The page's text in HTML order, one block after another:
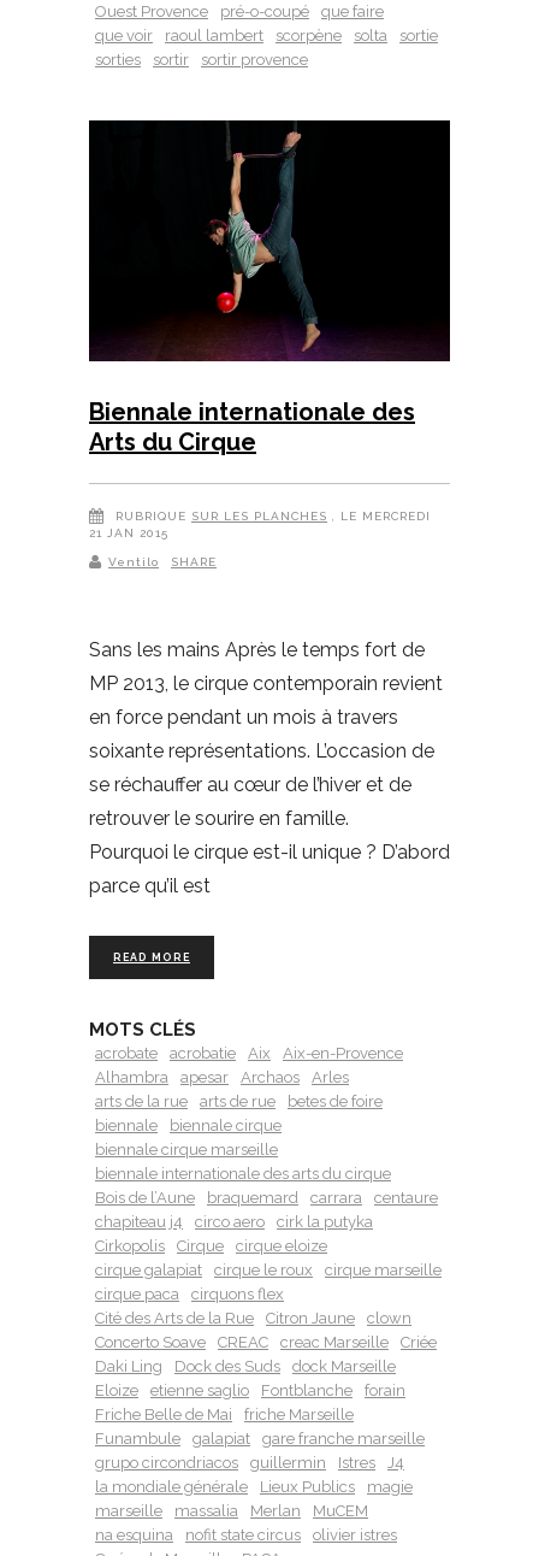
Ouest Provence
pré-o-coupé
que faire
que voir
raoul lambert scorpène solta
sortie
sorties
sortir sortir provence
Biennale internationale des
Arts du Cirque
RUBRIQUE SUR LES PLANCHES
, LE MERCREDI
21 JAN 2015
Ventilo SHARE
Sans les mains Après le temps fort de
MP 2013, le cirque contemporain revient
en force pendant un mois à travers
soixante représentations. L’occasion de
se réchauffer au cœur de l’hiver et de
retrouver le sourire en famille.
Pourquoi le cirque est-il unique ? D’abord
parce qu’il est
READ MORE
MOTS CLÉS
acrobate acrobatie Aix
Aix-en-Provence
Alhambra
apesar Archaos
Arles
arts de la rue
arts de rue
betes de foire
biennale
biennale cirque
biennale cirque marseille
biennale internationale des arts du cirque
Bois de l’Aune
braquemard carrara
centaure
chapiteau j4
circo aero
cirk la putyka
Cirkopolis
Cirque
cirque eloize
cirque galapiat
cirque le roux
cirque marseille
cirque paca
cirquons flex
Cité des Arts de la Rue
Citron Jaune
clown
Concerto Soave
CREAC creac Marseille
Criée
Daki Ling
Dock des Suds
dock Marseille
Eloize
etienne saglio Fontblanche
forain
Friche Belle de Mai
friche Marseille
Funambule
galapiat
gare franche marseille
grupo circondriacos
guillermin Istres
J4
la mondiale générale
Lieux Publics
magie
marseille
massalia Merlan
MuCEM
na esquina
nofit state circus
olivier istres